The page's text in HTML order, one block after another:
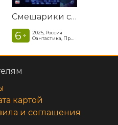
Смешарики сквозь вселенные
6 +
2025, Россия
Фантастика, Приключенческая комедия
картой
и соглашения